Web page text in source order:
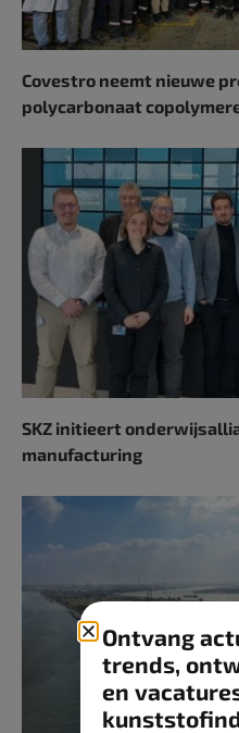
Covestro neemt nieuwe
polycarbonaat
SKZ initieert
manufacturing
Ontvang
trends,
en